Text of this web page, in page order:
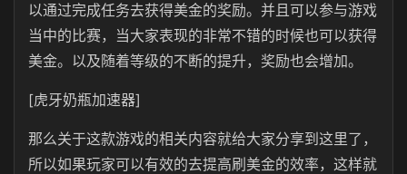
以通过完成任务去获得美金的奖励。并且可以参与游戏
当中的比赛，当大家表现的非常不错的时候也可以获得
美金。以及随着等级的不断的提升，奖励也会增加。
[虎牙奶瓶加速器]
那么关于这款游戏的相关内容就给大家分享到这里了，
所以如果玩家可以有效的去提高刷美金的效率，这样就